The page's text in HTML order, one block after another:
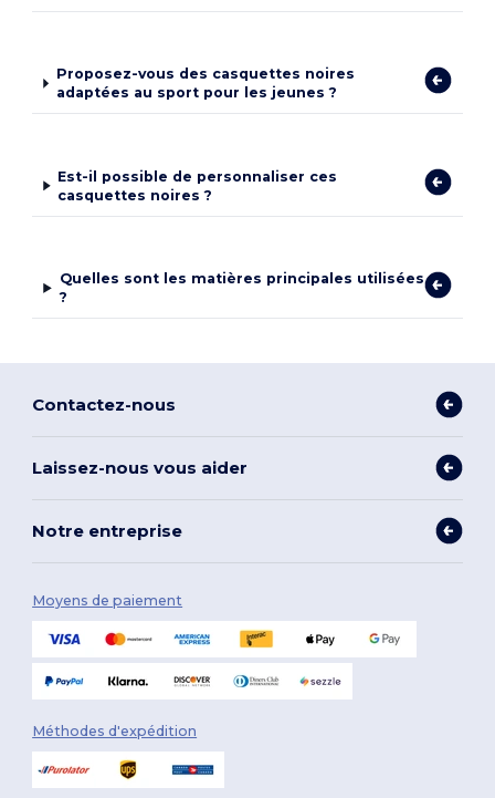
Proposez-vous des casquettes noires
adaptées au sport pour les jeunes ?
Est-il possible de personnaliser ces
casquettes noires ?
Quelles sont les matières principales utilisées
?
Contactez-nous
Laissez-nous vous aider
Notre entreprise
Moyens de paiement
Méthodes d'expédition